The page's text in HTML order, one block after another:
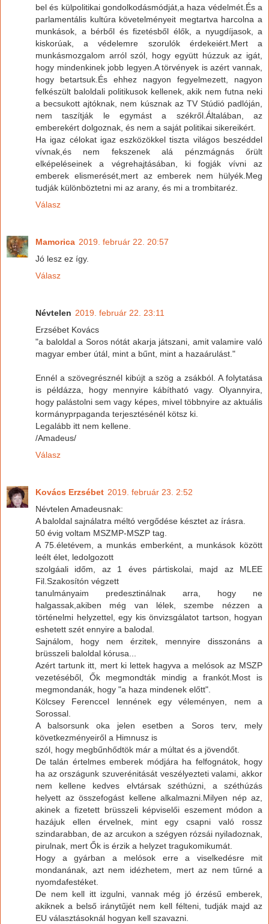
bel és külpolitikai gondolkodásmódját,a haza védelmét.És a
parlamentális kultúra követelményeit megtartva harcolna a
munkások, a bérből és fizetésből élők, a nyugdíjasok, a
kiskorúak, a védelemre szorulók érdekeiért.Mert a
munkásmozgalom arról szól, hogy együtt húzzuk az igát,
hogy mindenkinek jobb legyen.A törvények is azért vannak,
hogy betartsuk.És ehhez nagyon fegyelmezett, nagyon
felkészült baloldali politikusok kellenek, akik nem futna neki
a becsukott ajtóknak, nem kúsznak az TV Stúdió padlóján,
nem taszítják le egymást a székről.Általában, az
emberekért dolgoznak, és nem a saját politikai sikereikért.
Ha igaz célokat igaz eszközökkel tiszta világos beszéddel
vívnak,és nem fekszenek alá pénzmágnás őrült
elképeléseinek a végrehajtásában, ki fogják vívni az
emberek elismerését,mert az emberek nem hülyék.Meg
tudják különböztetni mi az arany, és mi a trombitaréz.
Válasz
Mamorica 2019. február 22. 20:57
Jó lesz ez így.
Válasz
Névtelen 2019. február 22. 23:11
Erzsébet Kovács
"a baloldal a Soros nótát akarja játszani, amit valamire való
magyar ember útál, mint a bűnt, mint a hazaárulást."
Ennél a szövegrésznél kibújt a szög a zsákból. A folytatása
is példázza, hogy mennyire kábítható vagy. Olyannyira,
hogy palástolni sem vagy képes, mivel többnyire az aktuális
kormányprpaganda terjesztésénél kötsz ki.
Legalább itt nem kellene.
/Amadeus/
Válasz
Kovács Erzsébet 2019. február 23. 2:52
Névtelen Amadeusnak:
A baloldal sajnálatra méltó vergődése késztet az írásra.
50 évig voltam MSZMP-MSZP tag.
A 75.életévem, a munkás emberként, a munkások között
leélt élet, ledolgozott
szolgáali időm, az 1 éves pártiskolai, majd az MLEE
Fil.Szakosítón végzett
tanulmányaim predesztinálnak arra, hogy ne
halgassak,akiben még van lélek, szembe nézzen a
történelmi helyzettel, egy kis önvizsgálatot tartson, hogyan
eshetett szét ennyire a balodal.
Sajnálom, hogy nem érzitek, mennyire disszonáns a
brüsszeli baloldal kórusa...
Azért tartunk itt, mert ki lettek hagyva a melósok az MSZP
vezetéséből, Ők megmondták mindig a frankót.Most is
megmondanák, hogy "a haza mindenek előtt".
Kölcsey Ferenccel lennének egy véleményen, nem a
Sorossal.
A balsorsunk oka jelen esetben a Soros terv, mely
következményeiről a Himnusz is
szól, hogy megbűnhődtök már a múltat és a jövendőt.
De talán értelmes emberek módjára ha felfognátok, hogy
ha az országunk szuverénitását veszélyezteti valami, akkor
nem kellene kedves elvtársak széthúzni, a széthúzás
helyett az összefogást kellene alkalmazni.Milyen nép az,
akinek a fizetett brüsszeli képviselői eszement módon a
hazájuk ellen érvelnek, mint egy csapni való rossz
szindarabban, de az arcukon a szégyen rózsái nyiladoznak,
pirulnak, mert Ők is érzik a helyzet tragukomikumát.
Hogy a gyárban a melósok erre a viselkedésre mit
mondanának, azt nem idézhetem, mert az nem tűrné a
nyomdafestéket.
De nem kell itt izgulni, vannak még jó érzésű emberek,
akiknek a belső iránytűjét nem kell félteni, tudják majd az
EU választásoknál hogyan kell szavazni.